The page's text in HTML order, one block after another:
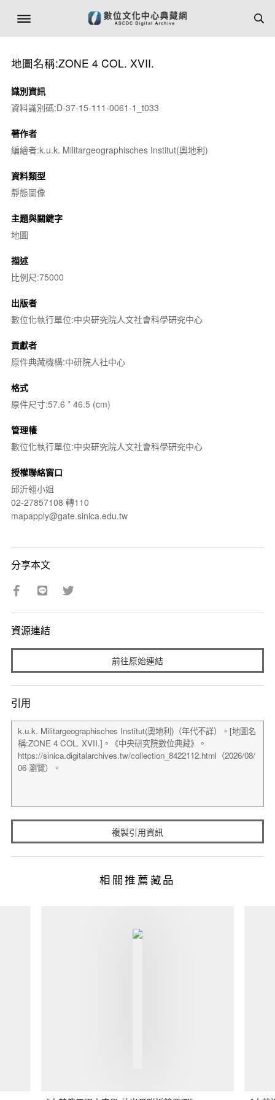
地圖名稱:ZONE 4 COL. XVII.
識別資訊
資料識別碼:D-37-15-111-0061-1_t033
著作者
編繪者:k.u.k. Militargeographisches Institut(奧地利)
資料類型
靜態圖像
主題與關鍵字
地圖
描述
比例尺:75000
出版者
數位化執行單位:中央研究院人文社會科學研究中心
貢獻者
原件典藏機構:中研院人社中心
格式
原件尺寸:57.6 * 46.5 (cm)
管理權
數位化執行單位:中央研究院人文社會科學研究中心
授權聯絡窗口
邱沂翎小姐
02-27857108 轉110
mapapply@gate.sinica.edu.tw
分享本文
資源連結
前往原始連結
引用
複製引用資訊
相關推薦藏品